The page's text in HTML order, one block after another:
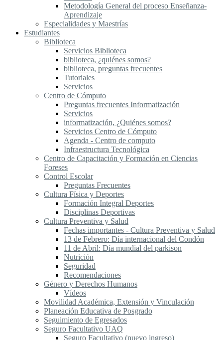
Metodología General del proceso Enseñanza-
Aprendizaje
Especialidades y Maestrías
Estudiantes
Biblioteca
Servicios Biblioteca
biblioteca, ¿quiénes somos?
biblioteca, preguntas frecuentes
Tutoriales
Servicios
Centro de Cómputo
Preguntas frecuentes Informatización
Servicios
informatización, ¿Quiénes somos?
Servicios Centro de Cómputo
Agenda - Centro de computo
Infraestructura Tecnológica
Centro de Capacitación y Formación en Ciencias
Foreses
Control Escolar
Preguntas Frecuentes
Cultura Física y Deportes
Formación Integral Deportes
Disciplinas Deportivas
Cultura Preventiva y Salud
Fechas importantes - Cultura Preventiva y Salud
13 de Febrero: Día internacional del Condón
11 de Abril: Día mundial del parkison
Nutrición
Seguridad
Recomendaciones
Género y Derechos Humanos
Vídeos
Movilidad Académica, Extensión y Vinculación
Planeación Educativa de Posgrado
Seguimiento de Egresados
Seguro Facultativo UAQ
Seguro Facultativo (nuevo ingreso)